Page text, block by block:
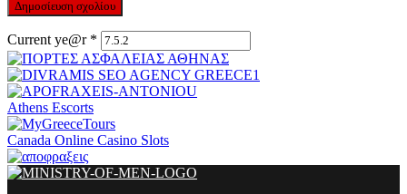
Current ye@r *
Athens Escorts
Canada Online Casino Slots